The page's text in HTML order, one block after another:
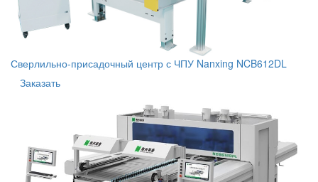
Сверлильно-присадочный центр с ЧПУ Nanxing NCB612DL
Заказать